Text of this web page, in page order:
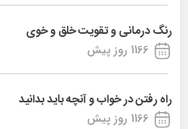
رنگ درمانی و تقویت خلق و خوی
1166 روز پیش
راه رفتن در خواب و آنچه باید بدانید
1166 روز پیش